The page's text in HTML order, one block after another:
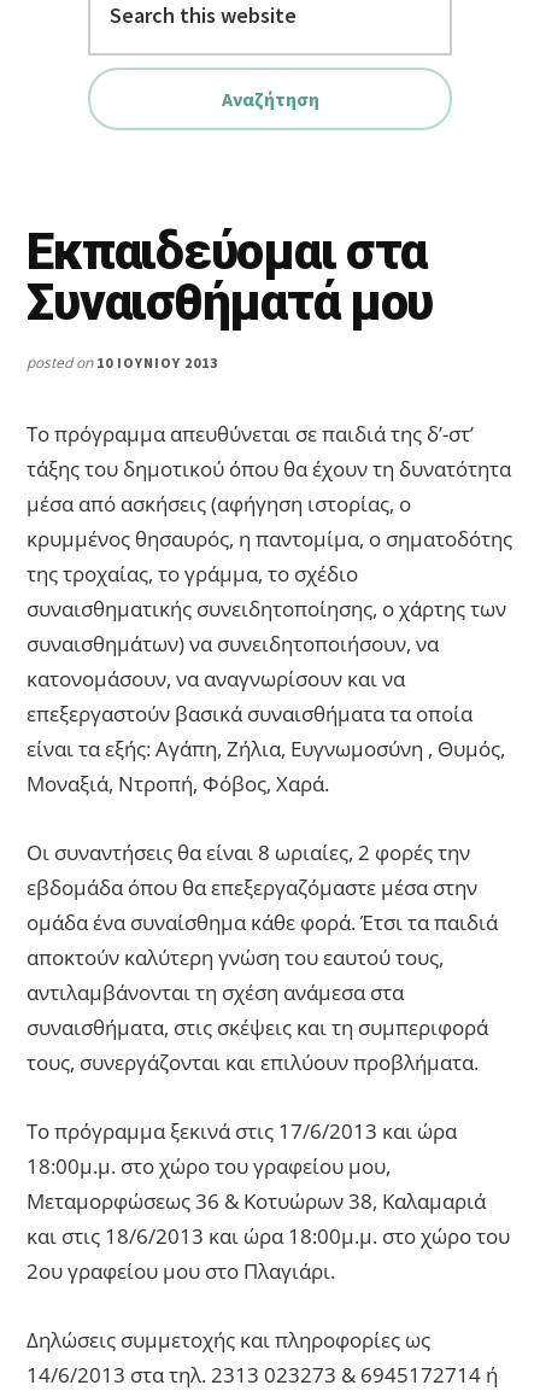
website
Εκπαιδεύομαι στα
Συναισθήματά μου
posted on 10 ΙΟΥΝΊΟΥ 2013
Το πρόγραμμα απευθύνεται σε παιδιά της δ’-στ’
τάξης του δημοτικού όπου θα έχουν τη δυνατότητα
μέσα από ασκήσεις (αφήγηση ιστορίας, ο
κρυμμένος θησαυρός, η παντομίμα, ο σηματοδότης
της τροχαίας, το γράμμα, το σχέδιο
συναισθηματικής συνειδητοποίησης, ο χάρτης των
συναισθημάτων) να συνειδητοποιήσουν, να
κατονομάσουν, να αναγνωρίσουν και να
επεξεργαστούν βασικά συναισθήματα τα οποία
είναι τα εξής: Αγάπη, Ζήλια, Ευγνωμοσύνη , Θυμός,
Μοναξιά, Ντροπή, Φόβος, Χαρά.
Οι συναντήσεις θα είναι 8 ωριαίες, 2 φορές την
εβδομάδα όπου θα επεξεργαζόμαστε μέσα στην
ομάδα ένα συναίσθημα κάθε φορά. Έτσι τα παιδιά
αποκτούν καλύτερη γνώση του εαυτού τους,
αντιλαμβάνονται τη σχέση ανάμεσα στα
συναισθήματα, στις σκέψεις και τη συμπεριφορά
τους, συνεργάζονται και επιλύουν προβλήματα.
Το πρόγραμμα ξεκινά στις 17/6/2013 και ώρα
18:00μ.μ. στο χώρο του γραφείου μου,
Μεταμορφώσεως 36 & Κοτυώρων 38, Καλαμαριά
και στις 18/6/2013 και ώρα 18:00μ.μ. στο χώρο του
2ου γραφείου μου στο Πλαγιάρι.
Δηλώσεις συμμετοχής και πληροφορίες ως
14/6/2013 στα τηλ. 2313 023273 & 6945172714 ή